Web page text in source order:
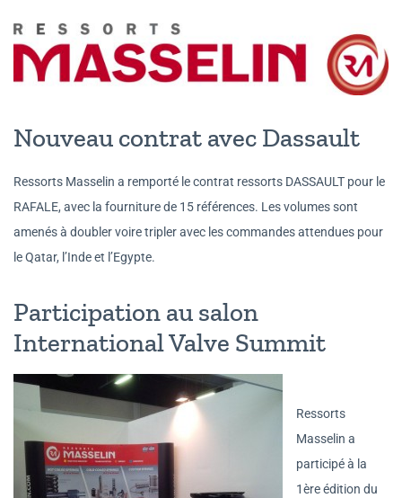
Nouveau contrat avec Dassault
Ressorts Masselin a remporté le contrat ressorts DASSAULT pour le
RAFALE, avec la fourniture de 15 références. Les volumes sont
amenés à doubler voire tripler avec les commandes attendues pour
le Qatar, l’Inde et l’Egypte.
Participation au salon
International Valve Summit
Ressorts
Masselin a
participé à la
1ère édition du